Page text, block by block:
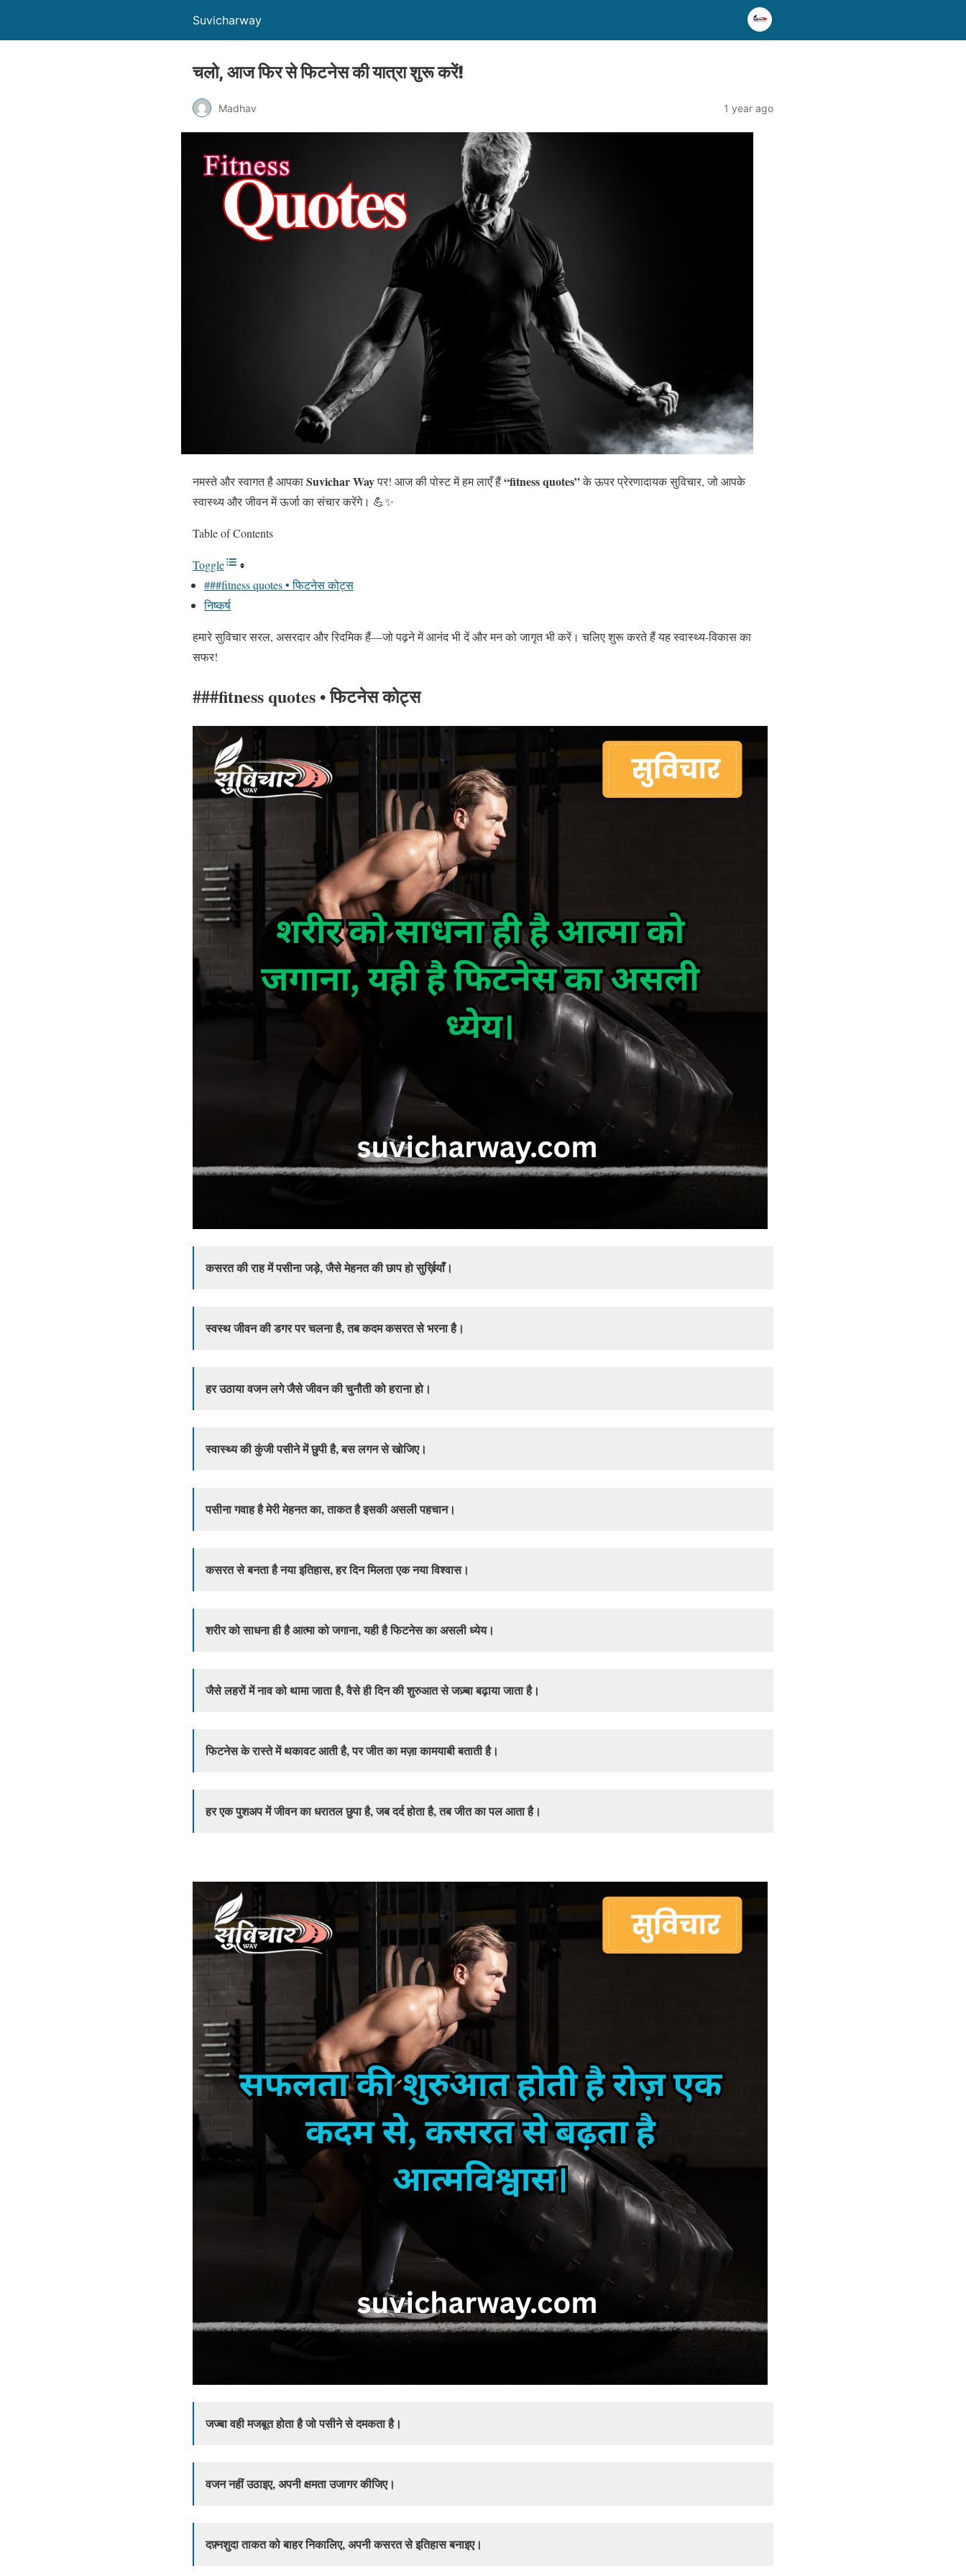
Suvicharway
चलो, आज फिर से फिटनेस की यात्रा शुरू करें!
Madhav 1 year ago
नमस्ते और स्वागत है आपकाSuvichar Wayपर! आज की पोस्ट में हम लाएँ हैं“fitness quotes”के ऊपर प्रेरणादायक सुविचार, जो आपके
स्वास्थ्य और जीवन में ऊर्जा का संचार करेंगे। 💪✨
Table of Contents
Toggle
###fitness quotes • फिटनेस कोट्स
निष्कर्ष
हमारे सुविचार सरल, असरदार और रिदमिक हैं—जो पढ़ने में आनंद भी दें और मन को जागृत भी करें। चलिए शुरू करते हैं यह स्वास्थ्य-विकास का
सफर!
###fitness quotes • फिटनेस कोट्स
कसरत की राह में पसीना जड़े, जैसे मेहनत की छाप हो सुर्ख़ियाँ।
स्वस्थ जीवन की डगर पर चलना है, तब कदम कसरत से भरना है।
हर उठाया वजन लगे जैसे जीवन की चुनौती को हराना हो।
स्वास्थ्य की कुंजी पसीने में छुपी है, बस लगन से खोजिए।
पसीना गवाह है मेरी मेहनत का, ताकत है इसकी असली पहचान।
कसरत से बनता है नया इतिहास, हर दिन मिलता एक नया विश्वास।
शरीर को साधना ही है आत्मा को जगाना, यही है फिटनेस का असली ध्येय।
जैसे लहरों में नाव को थामा जाता है, वैसे ही दिन की शुरुआत से जज़्बा बढ़ाया जाता है।
फिटनेस के रास्ते में थकावट आती है, पर जीत का मज़ा कामयाबी बताती है।
हर एक पुशअप में जीवन का धरातल छुपा है, जब दर्द होता है, तब जीत का पल आता है।
जज्बा वही मजबूत होता है जो पसीने से दमकता है।
वजन नहीं उठाइए, अपनी क्षमता उजागर कीजिए।
दफ़्नशुदा ताकत को बाहर निकालिए, अपनी कसरत से इतिहास बनाइए।